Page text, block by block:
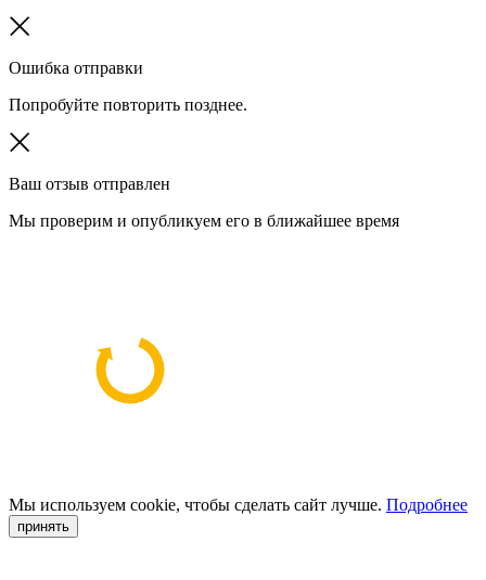
Ошибка отправки
Попробуйте повторить позднее.
Ваш отзыв отправлен
Мы проверим и опубликуем его в ближайшее время
Мы используем cookie, чтобы сделать сайт лучше. Подробнее
принять